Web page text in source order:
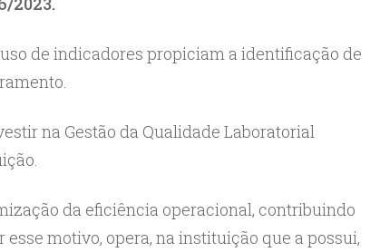
de indicadores propiciam a identificação de
na Gestão da Qualidade Laboratorial
da eficiência operacional, contribuindo
motivo, opera, na instituição que a possui,